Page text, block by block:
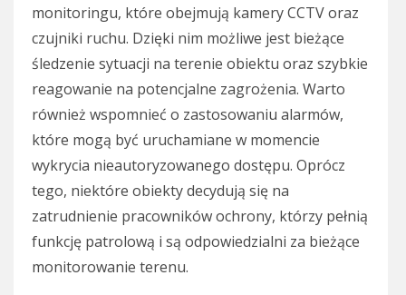
monitoringu, które obejmują kamery CCTV oraz
czujniki ruchu. Dzięki nim możliwe jest bieżące
śledzenie sytuacji na terenie obiektu oraz szybkie
reagowanie na potencjalne zagrożenia. Warto
również wspomnieć o zastosowaniu alarmów,
które mogą być uruchamiane w momencie
wykrycia nieautoryzowanego dostępu. Oprócz
tego, niektóre obiekty decydują się na
zatrudnienie pracowników ochrony, którzy pełnią
funkcję patrolową i są odpowiedzialni za bieżące
monitorowanie terenu.